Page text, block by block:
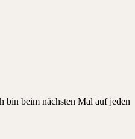
bin beim nächsten Mal auf jeden